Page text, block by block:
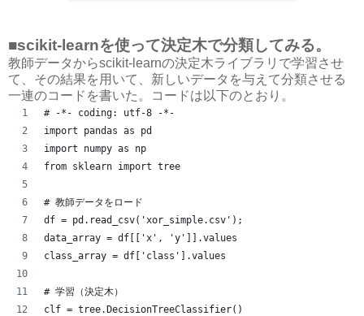
■scikit-learnを使って決定木で分類してみる。
教師データからscikit-learnの決定木ライブラリで学習させ
て、その結果を用いて、新しいデータを与えて分類させる
一連のコードを書いた。コードは以下のとおり。
# -*- coding: utf-8 -*-
import pandas as pd
import numpy as np
from sklearn import tree
# 教師データをロード
df = pd.read_csv('xor_simple.csv');
data_array = df[['x', 'y']].values
class_array = df['class'].values
# 学習（決定木）
clf = tree.DecisionTreeClassifier()